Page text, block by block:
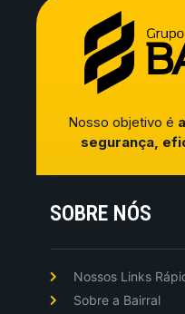
Nosso objetivo é
segurança,
SOBRE NÓS
Nossos Links
Sobre a Bairral